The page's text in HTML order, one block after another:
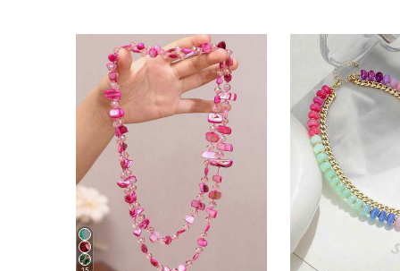
4.91
283
8.5K
4.91
283
8.5K